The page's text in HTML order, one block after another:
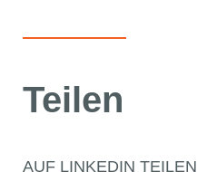
Teilen
AUF LINKEDIN TEILEN